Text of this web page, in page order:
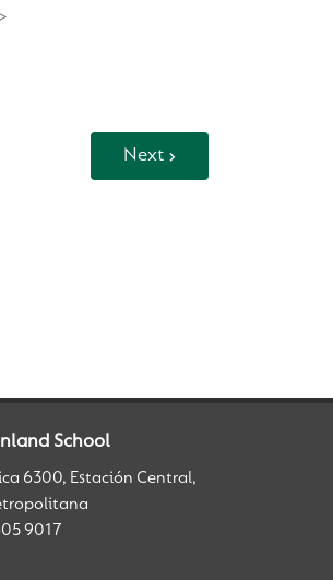
Next
School
6300, Estación Central,
9017